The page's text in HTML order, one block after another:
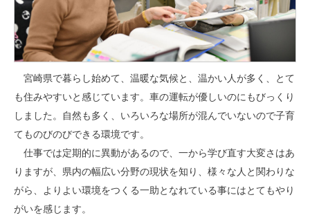
宮崎県で暮らし始めて、温暖な気候と、温かい人が多く、とて
も住みやすいと感じています。車の運転が優しいのにもびっくり
しました。自然も多く、いろいろな場所が混んでいないので子育
てものびのびできる環境です。
仕事では定期的に異動があるので、一から学び直す大変さはあ
りますが、県内の幅広い分野の現状を知り、様々な人と関わりな
がら、よりよい環境をつくる一助となれている事にはとてもやり
がいを感じます。